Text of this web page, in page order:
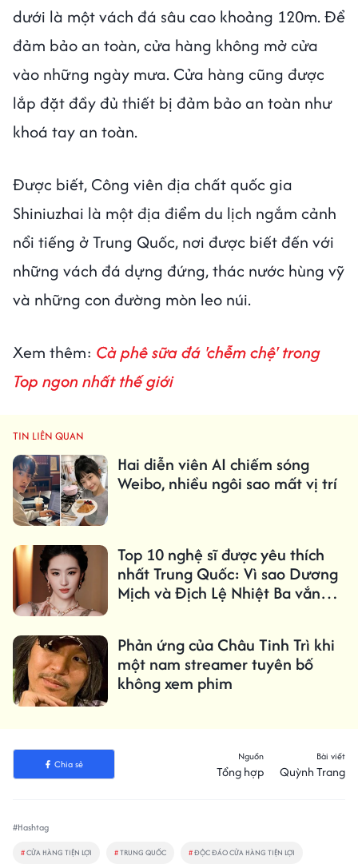
dưới là một vách đá sâu cao khoảng 120m. Để
đảm bảo an toàn, cửa hàng không mở cửa
vào những ngày mưa. Cửa hàng cũng được
lắp đặt đầy đủ thiết bị đảm bảo an toàn như
khoá tay an toàn.
Được biết, Công viên địa chất quốc gia
Shiniuzhai là một địa điểm du lịch ngắm cảnh
nổi tiếng ở Trung Quốc, nơi được biết đến với
những vách đá dựng đứng, thác nước hùng vỹ
và những con đường mòn leo núi.
Xem thêm: Cà phê sữa đá 'chễm chệ' trong
Top ngon nhất thế giới
TIN LIÊN QUAN
Hai diễn viên AI chiếm sóng
Weibo, nhiều ngôi sao mất vị trí
Top 10 nghệ sĩ được yêu thích
nhất Trung Quốc: Vì sao Dương
Mịch và Địch Lệ Nhiệt Ba vắng
Phản ứng của Châu Tinh Trì khi
một nam streamer tuyên bố
không xem phim
Chia sẻ
Nguồn
Tổng hợp
Bài viết
Quỳnh Trang
#Hashtag
#CỬA HÀNG TIỆN LỢI #TRUNG QUỐC #ĐỘC ĐÁO CỬA HÀNG TIỆN LỢI